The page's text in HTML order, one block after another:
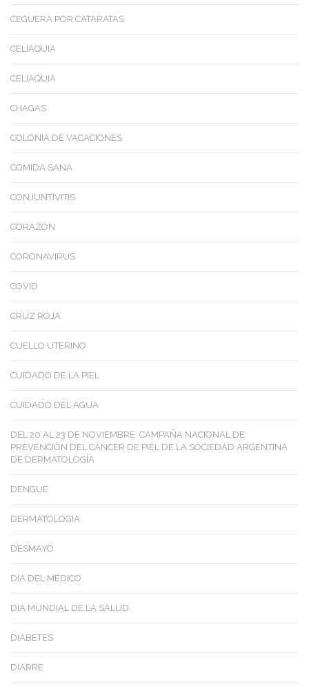
CEGUERA POR CATARATAS
CELIAQUIA
CELIAQUIA
CHAGAS
COLONIA DE VACACIONES
COMIDA SANA
CONJUNTIVITIS
CORAZON
CORONAVIRUS
COVID
CRUZ ROJA
CUELLO UTERINO
CUIDADO DE LA PIEL
CUIDADO DEL AGUA
DEL 20 AL 23 DE NOVIEMBRE: CAMPAÑA NACIONAL DE
PREVENCIÓN DEL CÁNCER DE PIEL DE LA SOCIEDAD ARGENTINA
DE DERMATOLOGÍA
DENGUE
DERMATOLOGIA
DESMAYO
DIA DEL MÉDICO
DIA MUNDIAL DE LA SALUD
DIABETES
DIARRE